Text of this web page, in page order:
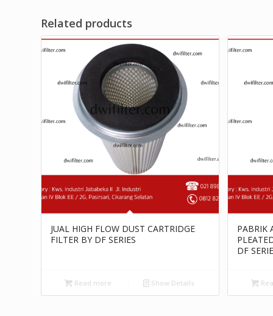
Related products
JUAL HIGH FLOW DUST CARTRIDGE
FILTER BY DF SERIES
Read more Show Details
PABRIK
DF